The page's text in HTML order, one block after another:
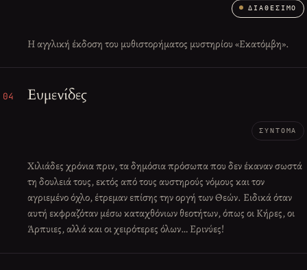
ΔΙΑΘΈΣΙΜΟ
Η αγγλική έκδοση του μυθιστορήματος μυστηρίου «Εκατόμβη».
04 Ευμενίδες
ΣΎΝΤΟΜΑ
Χιλιάδες χρόνια πριν, τα δημόσια πρόσωπα που δεν έκαναν σωστά
τη δουλειά τους, εκτός από τους αυστηρούς νόμους και τον
αγριεμένο όχλο, έτρεμαν επίσης την οργή των Θεών. Ειδικά όταν
αυτή εκφραζόταν μέσω καταχθόνιων θεοτήτων, όπως οι Κήρες, οι
Άρπυιες, αλλά και οι χειρότερες όλων… Ερινύες!